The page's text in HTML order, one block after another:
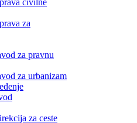
civilne
za
za pravnu
za urbanizam
za ceste